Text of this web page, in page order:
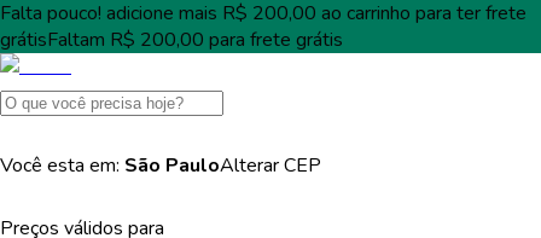
Falta pouco! adicione mais R$ 200,00 ao carrinho para terfrete
grátisFaltam R$ 200,00 para frete grátis
Você esta em: São PauloAlterarCEP
Preços válidos para